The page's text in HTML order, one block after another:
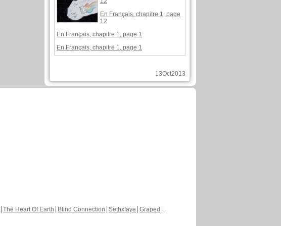
En Français, chapitre 1, page
12
En Français, chapitre 1, page 1
En Français, chapitre 1, page 1
13Oct2013
The Heart Of Earth Blind Connection Sethxfaye Graped